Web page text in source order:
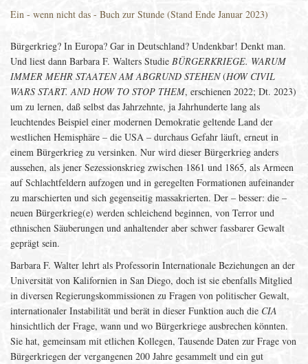
Ein - wenn nicht das - Buch zur Stunde (Stand Ende Januar 2023)
Bürgerkrieg? In Europa? Gar in Deutschland? Undenkbar! Denkt man.
Und liest dann Barbara F. Walters Studie BÜRGERKRIEGE. WARUM
IMMER MEHR STAATEN AM ABGRUND STEHEN(HOW CIVIL
WARS START. AND HOW TO STOP THEM, erschienen 2022; Dt. 2023)
um zu lernen, daß selbst das Jahrzehnte, ja Jahrhunderte lang als
leuchtendes Beispiel einer modernen Demokratie geltende Land der
westlichen Hemisphäre – die USA – durchaus Gefahr läuft, erneut in
einem Bürgerkrieg zu versinken. Nur wird dieser Bürgerkrieg anders
aussehen, als jener Sezessionskrieg zwischen 1861 und 1865, als Armeen
auf Schlachtfeldern aufzogen und in geregelten Formationen aufeinander
zu marschierten und sich gegenseitig massakrierten. Der – besser: die –
neuen Bürgerkrieg(e) werden schleichend beginnen, von Terror und
ethnischen Säuberungen und anhaltender aber schwer fassbarer Gewalt
geprägt sein.
Barbara F. Walter lehrt als Professorin Internationale Beziehungen an der
Universität von Kalifornien in San Diego, doch ist sie ebenfalls Mitglied
in diversen Regierungskommissionen zu Fragen von politischer Gewalt,
internationaler Instabilität und berät in dieser Funktion auch die CIA
hinsichtlich der Frage, wann und wo Bürgerkriege ausbrechen könnten.
Sie hat, gemeinsam mit etlichen Kollegen, Tausende Daten zur Frage von
Bürgerkriegen der vergangenen 200 Jahre gesammelt und ein gut